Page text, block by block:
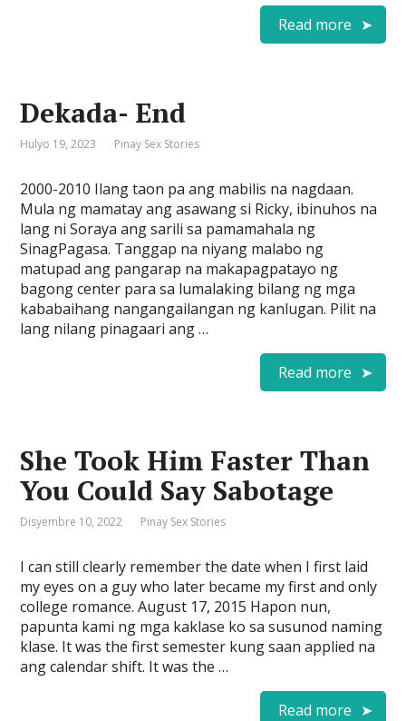
Read more
Dekada- End
Hulyo 19, 2023 Pinay Sex Stories
2000-2010 Ilang taon pa ang mabilis na nagdaan.
Mula ng mamatay ang asawang si Ricky, ibinuhos na
lang ni Soraya ang sarili sa pamamahala ng
SinagPagasa. Tanggap na niyang malabo ng
matupad ang pangarap na makapagpatayo ng
bagong center para sa lumalaking bilang ng mga
kababaihang nangangailangan ng kanlugan. Pilit na
lang nilang pinagaari ang …
Read more
She Took Him Faster Than
You Could Say Sabotage
Disyembre 10, 2022 Pinay Sex Stories
I can still clearly remember the date when I first laid
my eyes on a guy who later became my first and only
college romance. August 17, 2015 Hapon nun,
papunta kami ng mga kaklase ko sa susunod naming
klase. It was the first semester kung saan applied na
ang calendar shift. It was the …
Read more